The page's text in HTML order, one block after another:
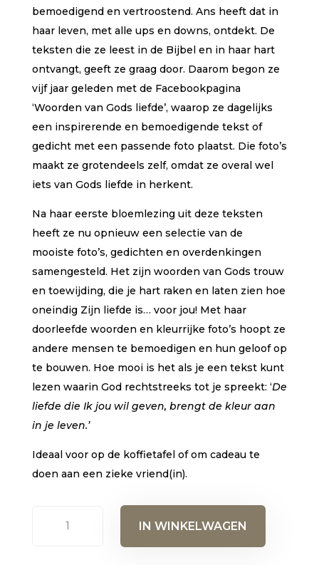
bemoedigend en vertroostend. Ans heeft dat in
haar leven, met alle ups en downs, ontdekt. De
teksten die ze leest in de Bijbel en in haar hart
ontvangt, geeft ze graag door. Daarom begon ze
vijf jaar geleden met de Facebookpagina
‘Woorden van Gods liefde’, waarop ze dagelijks
een inspirerende en bemoedigende tekst of
gedicht met een passende foto plaatst. Die foto’s
maakt ze grotendeels zelf, omdat ze overal wel
iets van Gods liefde in herkent.
Na haar eerste bloemlezing uit deze teksten
heeft ze nu opnieuw een selectie van de
mooiste foto’s, gedichten en overdenkingen
samengesteld. Het zijn woorden van Gods trouw
en toewijding, die je hart raken en laten zien hoe
oneindig Zijn liefde is… voor jou! Met haar
doorleefde woorden en kleurrijke foto’s hoopt ze
andere mensen te bemoedigen en hun geloof op
te bouwen. Hoe mooi is het als je een tekst kunt
lezen waarin God rechtstreeks tot je spreekt: ‘De
liefde die Ik jou wil geven, brengt de kleur aan
in je leven.’
Ideaal voor op de koffietafel of om cadeau te
doen aan een zieke vriend(in).
IN WINKELWAGEN